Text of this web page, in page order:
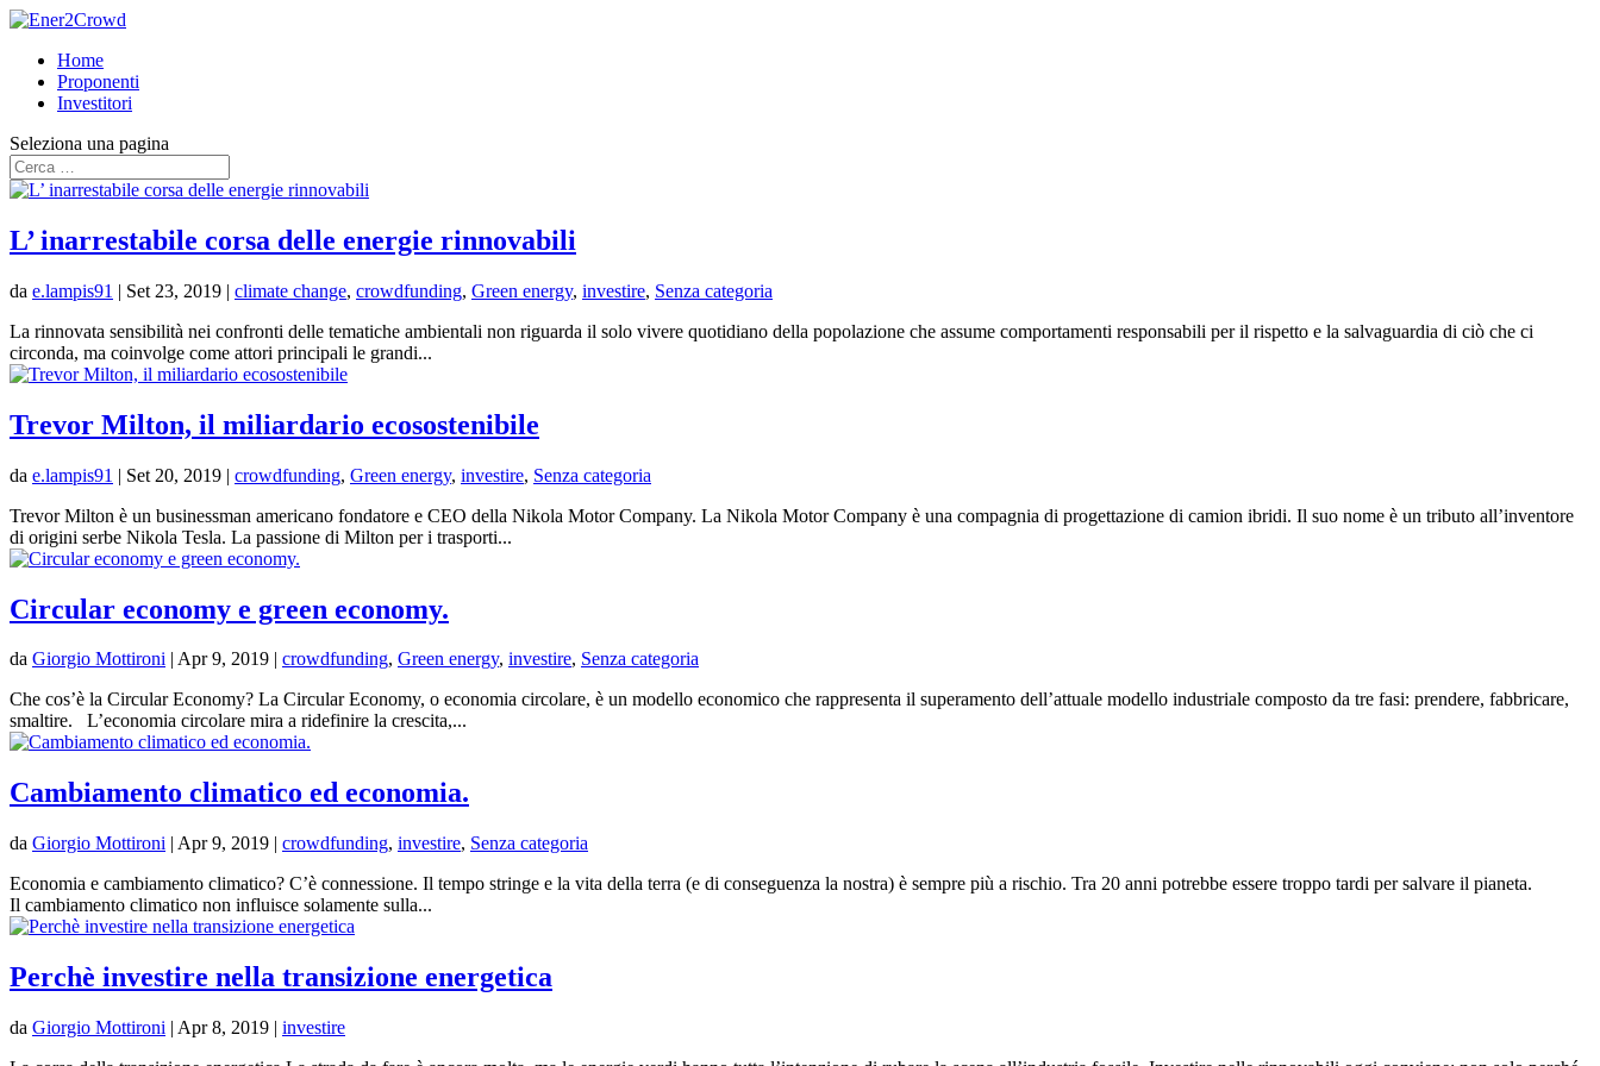
Home
Proponenti
Investitori
Seleziona una pagina
L’ inarrestabile corsa delle energie rinnovabili
da e.lampis91 | Set 23, 2019 | climate change, crowdfunding, Green energy, investire, Senza categoria
La rinnovata sensibilità nei confronti delle tematiche ambientali non riguarda il solo vivere quotidiano della popolazione che assume comportamenti responsabili per il rispetto e la salvaguardia di ciò che ci
circonda, ma coinvolge come attori principali le grandi...
Trevor Milton, il miliardario ecosostenibile
da e.lampis91 | Set 20, 2019 | crowdfunding, Green energy, investire, Senza categoria
Trevor Milton è un businessman americano fondatore e CEO della Nikola Motor Company. La Nikola Motor Company è una compagnia di progettazione di camion ibridi. Il suo nome è un tributo all’inventore
di origini serbe Nikola Tesla. La passione di Milton per i trasporti...
Circular economy e green economy.
da Giorgio Mottironi | Apr 9, 2019 | crowdfunding, Green energy, investire, Senza categoria
Che cos’è la Circular Economy? La Circular Economy, o economia circolare, è un modello economico che rappresenta il superamento dell’attuale modello industriale composto da tre fasi: prendere, fabbricare,
smaltire. L’economia circolare mira a ridefinire la crescita,...
Cambiamento climatico ed economia.
da Giorgio Mottironi | Apr 9, 2019 | crowdfunding, investire, Senza categoria
Economia e cambiamento climatico? C’è connessione. Il tempo stringe e la vita della terra (e di conseguenza la nostra) è sempre più a rischio. Tra 20 anni potrebbe essere troppo tardi per salvare il pianeta.
Il cambiamento climatico non influisce solamente sulla...
Perchè investire nella transizione energetica
da Giorgio Mottironi | Apr 8, 2019 | investire